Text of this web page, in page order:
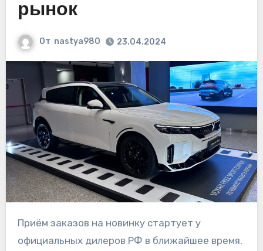
рынок
От nastya980 23.04.2024
Приём заказов на новинку стартует у
официальных дилеров РФ в ближайшее время.